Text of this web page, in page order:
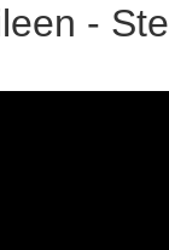
-